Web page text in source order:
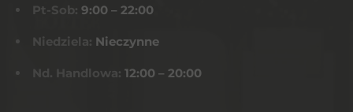
Pt-Sob: 9:00 – 22:00
Niedziela: Nieczynne
Nd. Handlowa: 12:00 – 20:00